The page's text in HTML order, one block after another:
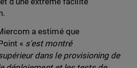
a estimé que
« s'est montré
dans le provisioning de